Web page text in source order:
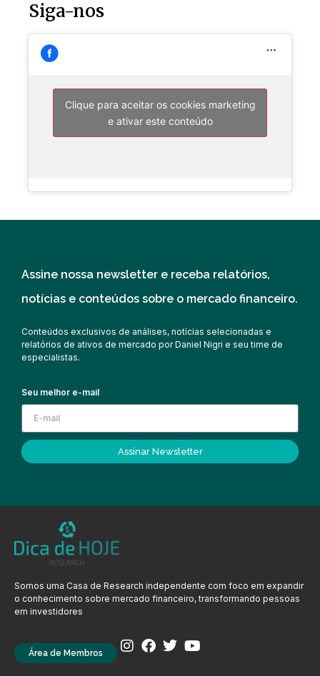
Siga-nos
Clique para aceitar os cookies marketing
e ativar este conteúdo
Assine nossa newsletter e receba relatórios,
notícias e conteúdos sobre o mercado financeiro.
Conteúdos exclusivos de análises, notícias selecionadas e
relatórios de ativos de mercado por Daniel Nigri e seu time de
especialistas.
Seu melhor e-mail
Assinar Newsletter
Somos uma Casa de Research independente com foco em expandir
o conhecimento sobre mercado financeiro, transformando pessoas
em investidores
Área de Membros